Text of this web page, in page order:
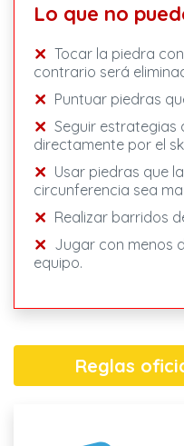
Lo que no
Tocar la piedra
contrario será
Puntuar piedras
Seguir estrategias
directamente por el
Usar piedras que
circunferencia sea
Realizar barridos
Jugar con menos
equipo.
Reglas